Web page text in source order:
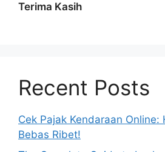
Terima Kasih
Recent Posts
Cek Pajak Kendaraan Online:
Bebas Ribet!